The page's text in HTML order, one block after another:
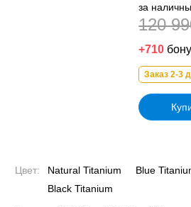
за
120
+710
Заказ 2-3
Цвет: Natural Titanium Blue
Black Titanium